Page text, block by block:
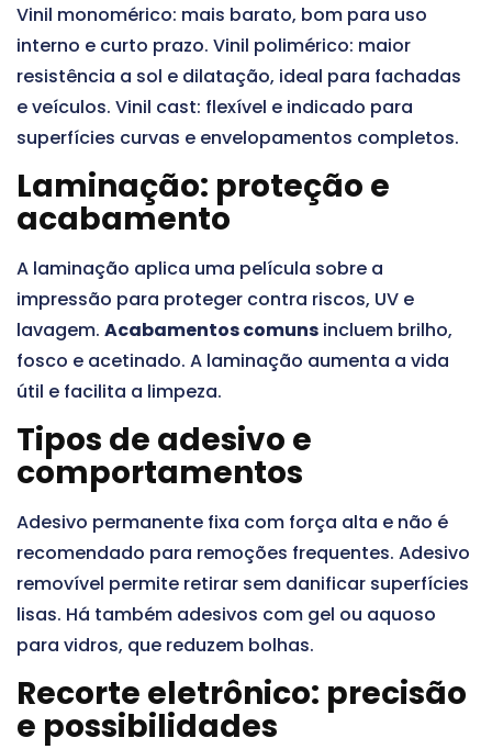
Vinil monomérico: mais barato, bom para uso
interno e curto prazo. Vinil polimérico: maior
resistência a sol e dilatação, ideal para fachadas
e veículos. Vinil cast: flexível e indicado para
superfícies curvas e envelopamentos completos.
Laminação: proteção e
acabamento
A laminação aplica uma película sobre a
impressão para proteger contra riscos, UV e
lavagem. Acabamentos comuns incluem brilho,
fosco e acetinado. A laminação aumenta a vida
útil e facilita a limpeza.
Tipos de adesivo e
comportamentos
Adesivo permanente fixa com força alta e não é
recomendado para remoções frequentes. Adesivo
removível permite retirar sem danificar superfícies
lisas. Há também adesivos com gel ou aquoso
para vidros, que reduzem bolhas.
Recorte eletrônico: precisão
e possibilidades